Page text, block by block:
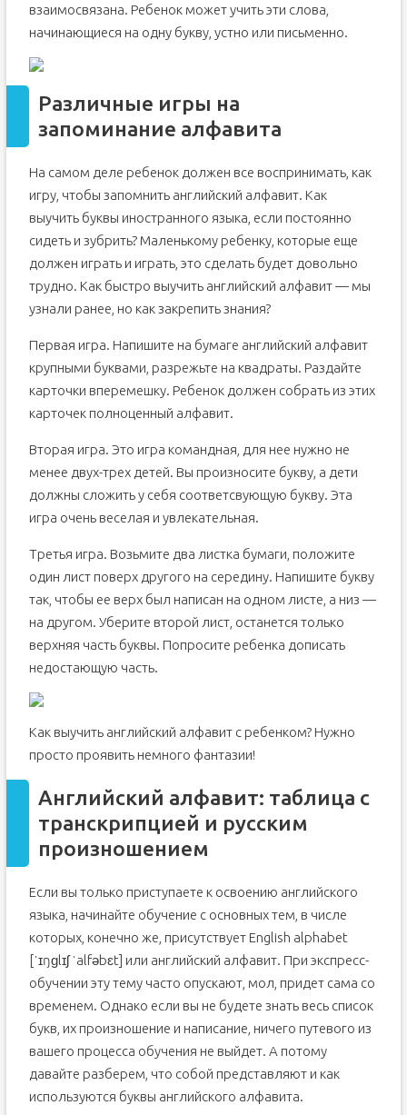
взаимосвязана. Ребенок может учить эти слова,
начинающиеся на одну букву, устно или письменно.
Различные игры на
запоминание алфавита
На самом деле ребенок должен все воспринимать, как
игру, чтобы запомнить английский алфавит. Как
выучить буквы иностранного языка, если постоянно
сидеть и зубрить? Маленькому ребенку, которые еще
должен играть и играть, это сделать будет довольно
трудно. Как быстро выучить английский алфавит — мы
узнали ранее, но как закрепить знания?
Первая игра. Напишите на бумаге английский алфавит
крупными буквами, разрежьте на квадраты. Раздайте
карточки вперемешку. Ребенок должен собрать из этих
карточек полноценный алфавит.
Вторая игра. Это игра командная, для нее нужно не
менее двух-трех детей. Вы произносите букву, а дети
должны сложить у себя соответсвующую букву. Эта
игра очень веселая и увлекательная.
Третья игра. Возьмите два листка бумаги, положите
один лист поверх другого на середину. Напишите букву
так, чтобы ее верх был написан на одном листе, а низ —
на другом. Уберите второй лист, останется только
верхняя часть буквы. Попросите ребенка дописать
недостающую часть.
Как выучить английский алфавит с ребенком? Нужно
просто проявить немного фантазии!
Английский алфавит: таблица с
транскрипцией и русским
произношением
Если вы только приступаете к освоению английского
языка, начинайте обучение с основных тем, в числе
которых, конечно же, присутствует English alphabet
[ˈɪŋɡlɪʃ ˈalfəbɛt] или английский алфавит. При экспресс-
обучении эту тему часто опускают, мол, придет сама со
временем. Однако если вы не будете знать весь список
букв, их произношение и написание, ничего путевого из
вашего процесса обучения не выйдет. А потому
давайте разберем, что собой представляют и как
используются буквы английского алфавита.